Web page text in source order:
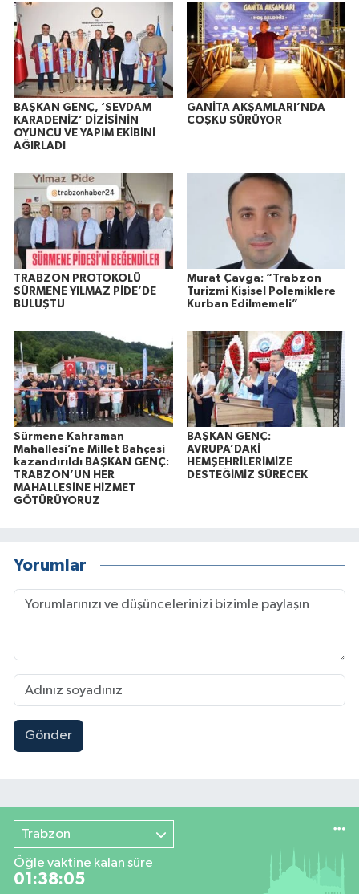
BAŞKAN GENÇ, ‘SEVDAM
KARADENİZ’ DİZİSİNİN
OYUNCU VE YAPIM EKİBİNİ
AĞIRLADI
GANİTA AKŞAMLARI’NDA
COŞKU SÜRÜYOR
TRABZON PROTOKOLÜ
SÜRMENE YILMAZ PİDE’DE
BULUŞTU
Murat Çavga: “Trabzon
Turizmi Kişisel Polemiklere
Kurban Edilmemeli”
Sürmene Kahraman
Mahallesi’ne Millet Bahçesi
kazandırıldı BAŞKAN GENÇ:
TRABZON’UN HER
MAHALLESİNE HİZMET
GÖTÜRÜYORUZ
BAŞKAN GENÇ:
AVRUPA’DAKİ
HEMŞEHRİLERİMİZE
DESTEĞİMİZ SÜRECEK
Yorumlar
Gönder
Trabzon
Öğle vaktine kalan süre
01:38:05